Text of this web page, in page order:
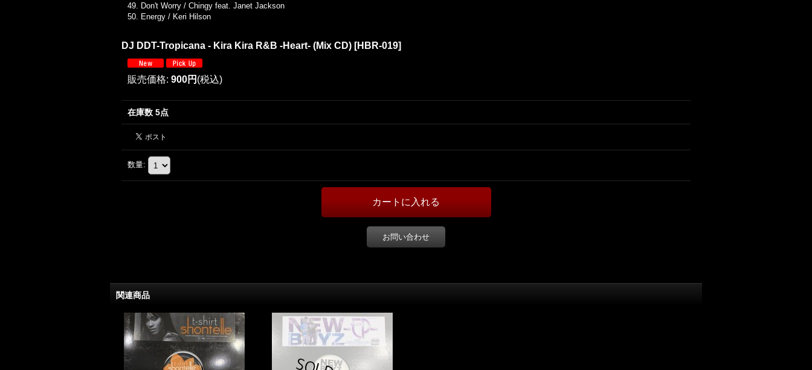
49. Don't Worry / Chingy feat. Janet Jackson
50. Energy / Keri Hilson
DJ DDT-Tropicana - Kira Kira R&B -Heart- (Mix CD) [HBR-019]
販売価格: 900円 (税込)
在庫数 5点
数量:
お問い合わせ
関連商品